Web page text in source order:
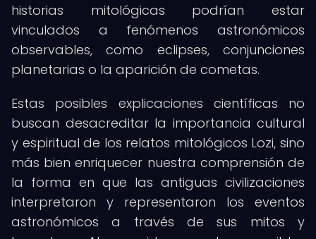
historias mitológicas podrían estar
vinculados a fenómenos astronómicos
observables, como eclipses, conjunciones
planetarias o la aparición de cometas.
Estas posibles explicaciones científicas no
buscan desacreditar la importancia cultural
y espiritual de los relatos mitológicos Lozi, sino
más bien enriquecer nuestra comprensión de
la forma en que las antiguas civilizaciones
interpretaron y representaron los eventos
astronómicos a través de sus mitos y